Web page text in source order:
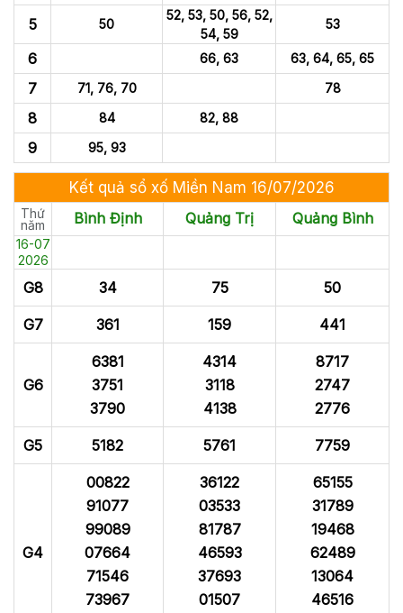
5 50
52, 53, 50, 56, 52,
54, 59
53
6 66, 63 63, 64, 65, 65
7 71, 76, 70 78
8 84 82, 88
9 95, 93
Kết quả sổ xố Miền Nam 16/07/2026
Thứ
năm Bình Định Quảng Trị Quảng Bình
16-07
2026
G8 34 75 50
G7 361 159 441
G6
6381
3751
3790
4314
3118
4138
8717
2747
2776
G5 5182 5761 7759
G4
00822
91077
99089
07664
71546
73967
36122
03533
81787
46593
37693
01507
65155
31789
19468
62489
13064
46516